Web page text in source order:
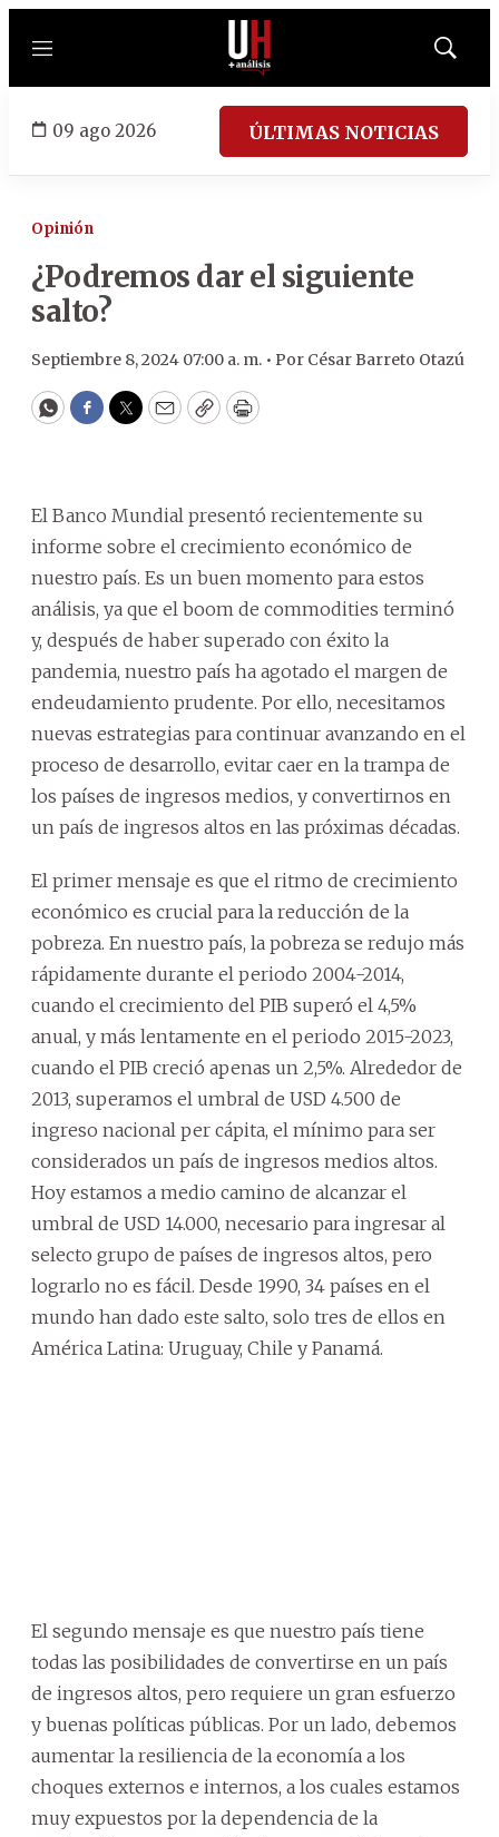
Menú
Mostrar
09 ago 2026 ÚLTIMAS NOTICIAS
Opinión
¿Podremos dar el siguiente
salto?
Septiembre 8, 2024 07:00 a. m. • Por César Barreto Otazú
WhatsApp
Facebook
Twitter
EmailCopyPrint
El Banco Mundial presentó recientemente su
informe sobre el crecimiento económico de
nuestro país. Es un buen momento para estos
análisis, ya que el boom de commodities terminó
y, después de haber superado con éxito la
pandemia, nuestro país ha agotado el margen de
endeudamiento prudente. Por ello, necesitamos
nuevas estrategias para continuar avanzando en el
proceso de desarrollo, evitar caer en la trampa de
los países de ingresos medios, y convertirnos en
un país de ingresos altos en las próximas décadas.
El primer mensaje es que el ritmo de crecimiento
económico es crucial para la reducción de la
pobreza. En nuestro país, la pobreza se redujo más
rápidamente durante el periodo 2004-2014,
cuando el crecimiento del PIB superó el 4,5%
anual, y más lentamente en el periodo 2015-2023,
cuando el PIB creció apenas un 2,5%. Alrededor de
2013, superamos el umbral de USD 4.500 de
ingreso nacional per cápita, el mínimo para ser
considerados un país de ingresos medios altos.
Hoy estamos a medio camino de alcanzar el
umbral de USD 14.000, necesario para ingresar al
selecto grupo de países de ingresos altos, pero
lograrlo no es fácil. Desde 1990, 34 países en el
mundo han dado este salto, solo tres de ellos en
América Latina: Uruguay, Chile y Panamá.
El segundo mensaje es que nuestro país tiene
todas las posibilidades de convertirse en un país
de ingresos altos, pero requiere un gran esfuerzo
y buenas políticas públicas. Por un lado, debemos
aumentar la resiliencia de la economía a los
choques externos e internos, a los cuales estamos
muy expuestos por la dependencia de la